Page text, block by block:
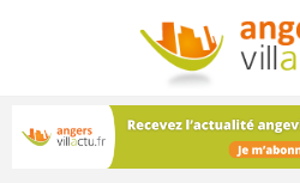
Les dernières actualités
votre boîte